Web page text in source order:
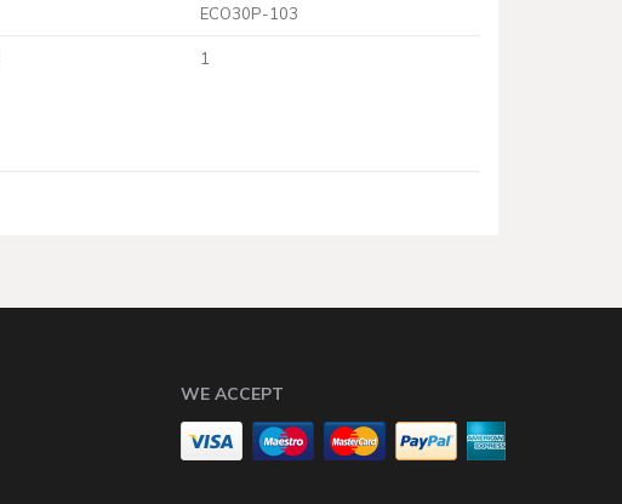
ECO30P-103
1
WE ACCEPT